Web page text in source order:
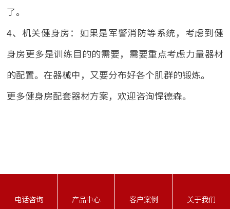
了。
4、机关健身房：如果是军警消防等系统，考虑到健
身房更多是训练目的的需要，需要重点考虑力量器材
的配置。在器械中，又要分布好各个肌群的锻炼。
更多健身房配套器材方案，欢迎咨询悍德森。
友情链接：
四川悍德森 广西悍德森 悍德森京东旗舰店
电话咨询 产品中心 客户案例 关于我们